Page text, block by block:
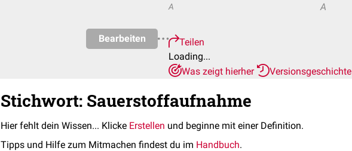
Bearbeiten
A A
Teilen
Loading...
Was zeigt hierher
Versionsgeschichte
Stichwort: Sauerstoffaufnahme
Hier fehlt dein Wissen... Klicke Erstellen und beginne mit einer Definition.
Tipps und Hilfe zum Mitmachen findest du im Handbuch.